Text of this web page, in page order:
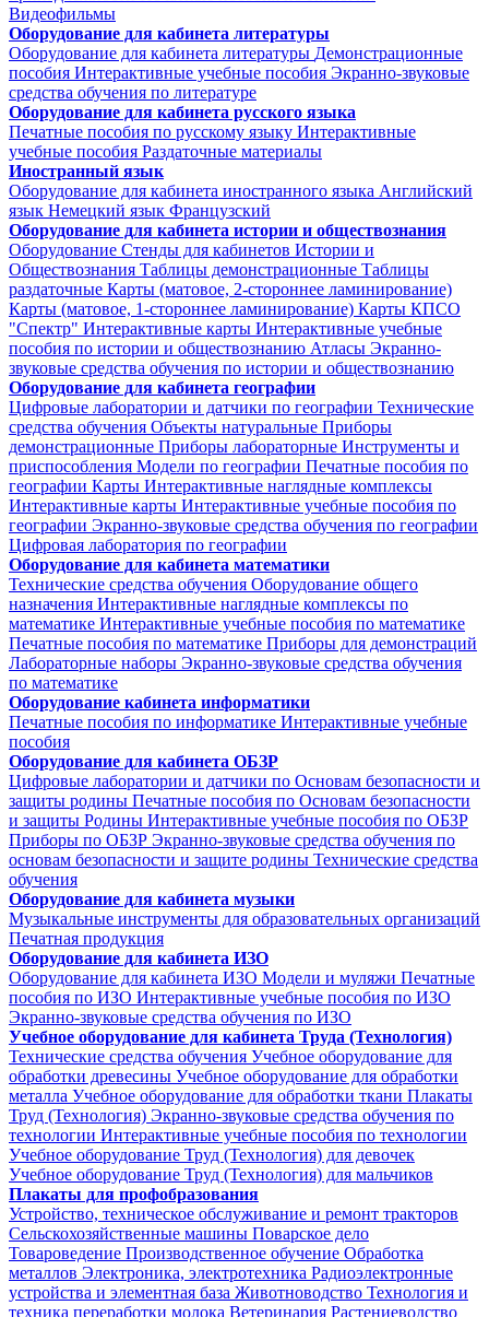
Видеофильмы
Оборудование для кабинета литературы
Оборудование для кабинета литературы Демонстрационные
пособия Интерактивные учебные пособия Экранно-звуковые
средства обучения по литературе
Оборудование для кабинета русского языка
Печатные пособия по русскому языку Интерактивные
учебные пособия Раздаточные материалы
Иностранный язык
Оборудование для кабинета иностранного языка Английский
язык Немецкий язык Французский
Оборудование для кабинета истории и обществознания
Оборудование Стенды для кабинетов Истории и
Обществознания Таблицы демонстрационные Таблицы
раздаточные Карты (матовое, 2-стороннее ламинирование)
Карты (матовое, 1-стороннее ламинирование) Карты КПСО
"Спектр" Интерактивные карты Интерактивные учебные
пособия по истории и обществознанию Атласы Экранно-
звуковые средства обучения по истории и обществознанию
Оборудование для кабинета географии
Цифровые лаборатории и датчики по географии Технические
средства обучения Объекты натуральные Приборы
демонстрационные Приборы лабораторные Инструменты и
приспособления Модели по географии Печатные пособия по
географии Карты Интерактивные наглядные комплексы
Интерактивные карты Интерактивные учебные пособия по
географии Экранно-звуковые средства обучения по географии
Цифровая лаборатория по географии
Оборудование для кабинета математики
Технические средства обучения Оборудование общего
назначения Интерактивные наглядные комплексы по
математике Интерактивные учебные пособия по математике
Печатные пособия по математике Приборы для демонстраций
Лабораторные наборы Экранно-звуковые средства обучения
по математике
Оборудование кабинета информатики
Печатные пособия по информатике Интерактивные учебные
пособия
Оборудование для кабинета ОБЗР
Цифровые лаборатории и датчики по Основам безопасности и
защиты родины Печатные пособия по Основам безопасности
и защиты Родины Интерактивные учебные пособия по ОБЗР
Приборы по ОБЗР Экранно-звуковые средства обучения по
основам безопасности и защите родины Технические средства
обучения
Оборудование для кабинета музыки
Музыкальные инструменты для образовательных организаций
Печатная продукция
Оборудование для кабинета ИЗО
Оборудование для кабинета ИЗО Модели и муляжи Печатные
пособия по ИЗО Интерактивные учебные пособия по ИЗО
Экранно-звуковые средства обучения по ИЗО
Учебное оборудование для кабинета Труда (Технология)
Технические средства обучения Учебное оборудование для
обработки древесины Учебное оборудование для обработки
металла Учебное оборудование для обработки ткани Плакаты
Труд (Технология) Экранно-звуковые средства обучения по
технологии Интерактивные учебные пособия по технологии
Учебное оборудование Труд (Технология) для девочек
Учебное оборудование Труд (Технология) для мальчиков
Плакаты для профобразования
Устройство, техническое обслуживание и ремонт тракторов
Сельскохозяйственные машины Поварское дело
Товароведение Производственное обучение Обработка
металлов Электроника, электротехника Радиоэлектронные
устройства и элементная база Животноводство Технология и
техника переработки молока Ветеринария Растениеводство